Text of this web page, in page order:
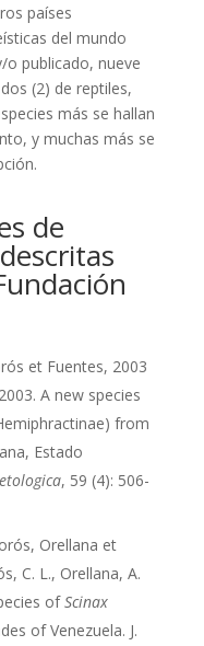
países
del mundo
publicado, nueve
(2) de reptiles,
más se hallan
y muchas más se
de
et Fuentes, 2003
A new species
from
Estado
, 59 (4): 506-
Orellana et
C. L., Orellana, A.
ofScinax
of Venezuela. J.